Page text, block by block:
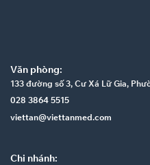
Văn phòng:
133 đường số 3, Cư Xá Lữ Gia,
028 3864 5515
viettan@viettanmed.com
Chi nhánh: